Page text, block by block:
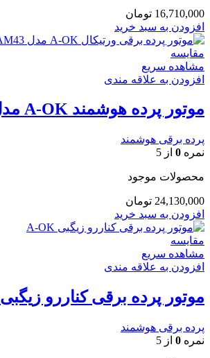
16,710,000 تومان
افزودن به سبد خرید
مقایسه
مشاهده سریع
افزودن به علاقه مندی
موتور پرده هوشمند A-OK مدل AM43
پرده برقی هوشمند
نمره 0 از 5
محصولات موجود
24,130,000 تومان
افزودن به سبد خرید
مقایسه
مشاهده سریع
افزودن به علاقه مندی
موتور پرده برقی کناررو زیگبی A-OK
پرده برقی هوشمند
نمره 0 از 5